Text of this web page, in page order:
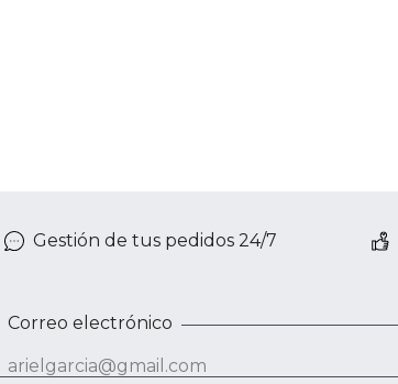
Gestión de tus pedidos 24/7
Correo electrónico